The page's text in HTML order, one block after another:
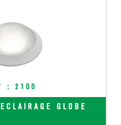
: 2100
GLOBE